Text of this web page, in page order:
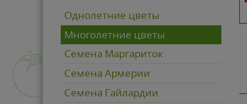
Однолетние цветы
Многолетние цветы
Семена Маргариток
Семена Армерии
Семена Гайлардии